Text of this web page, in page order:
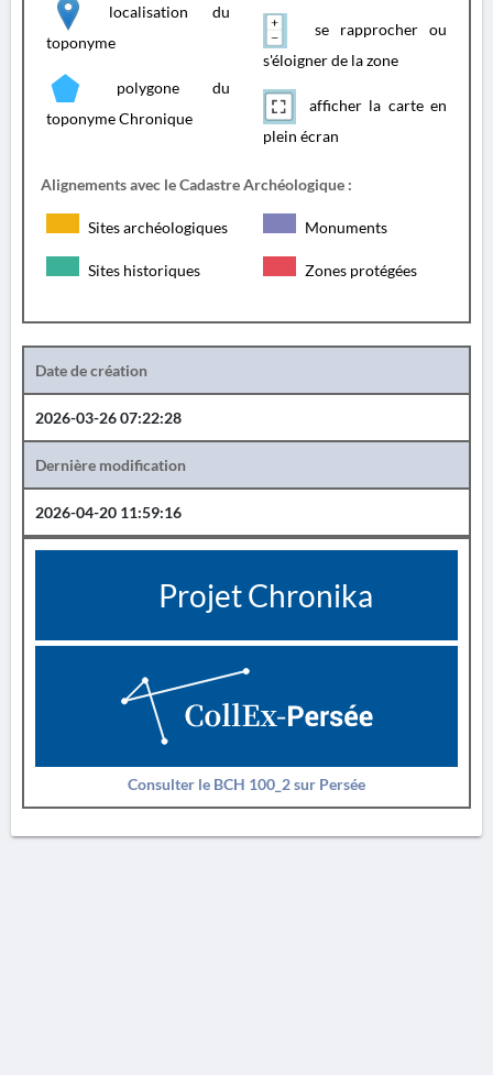
localisation du
toponyme
polygone du
toponyme Chronique
se rapprocher ou
s'éloigner de la zone
afficher la carte en
plein écran
Alignements avec le Cadastre Archéologique :
Sites archéologiques Monuments
Sites historiques Zones protégées
Date de création
2026-03-26 07:22:28
Dernière modification
2026-04-20 11:59:16
Projet Chronika
Consulter le BCH 100_2 sur Persée